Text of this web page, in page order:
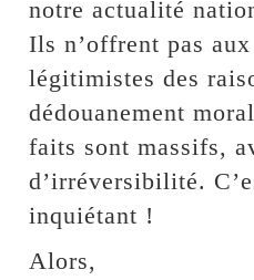
notre actualité
Ils n’offrent pas
légitimistes des
dédouanement
faits sont massifs,
d’irréversibilité.
inquiétant !
Alors,